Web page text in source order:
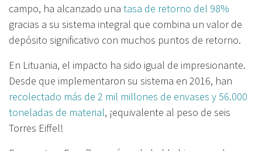
campo, ha alcanzado una tasa de retorno del 98%
gracias a su sistema integral que combina un valor de
depósito significativo con muchos puntos de retorno.
En Lituania, el impacto ha sido igual de impresionante.
Desde que implementaron su sistema en 2016, han
recolectado más de 2 mil millones de envases y 56.000
toneladas de material, ¡equivalente al peso de seis
Torres Eiffel!